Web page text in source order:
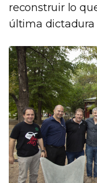
reconstruir lo
última